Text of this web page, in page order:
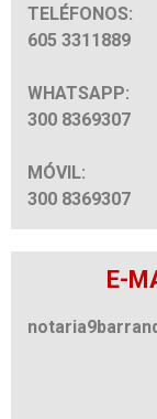
TELÉFONOS:
605 3311889
WHATSAPP:
300 8369307
MÓVIL:
300 8369307
E-